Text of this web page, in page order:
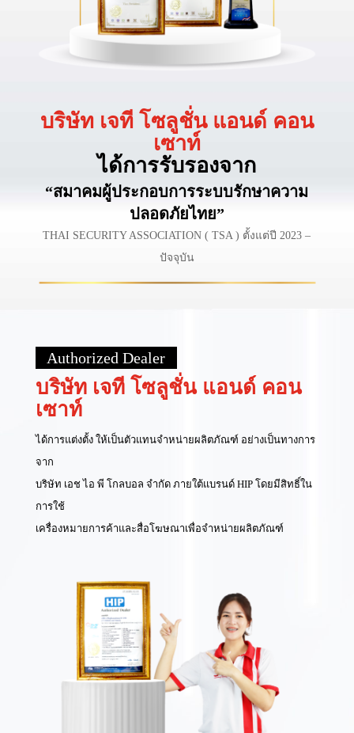
บริษัท เจที โซลูชั่น แอนด์ คอน
เซาท์
ได้การรับรองจาก
“สมาคมผู้ประกอบการระบบรักษาความ
ปลอดภัยไทย”
THAI SECURITY ASSOCIATION ( TSA ) ตั้งแต่ปี 2023 –
ปัจจุบัน
Authorized Dealer
บริษัท เจที โซลูชั่น แอนด์ คอน
เซาท์
ได้การแต่งตั้ง ให้เป็นตัวแทนจำหน่ายผลิตภัณฑ์ อย่างเป็นทางการ
จาก
บริษัท เอช ไอ พี โกลบอล จำกัด ภายใต้แบรนด์ HIP โดยมีสิทธิ์ใน
การใช้
เครื่องหมายการค้าและสื่อโฆษณาเพื่อจำหน่ายผลิตภัณฑ์